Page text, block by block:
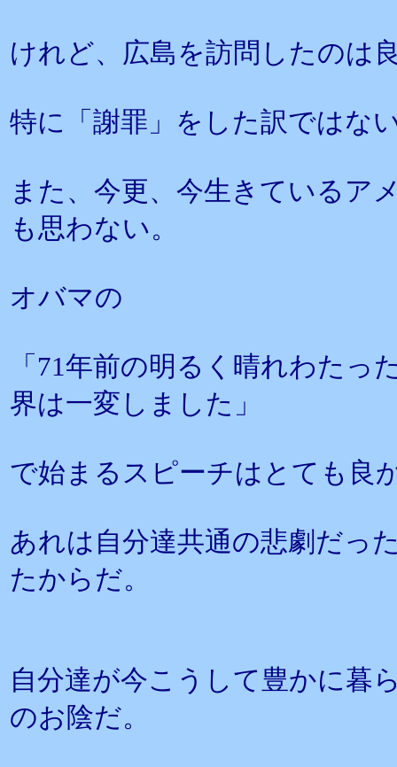
けれど、広島を訪問したのは
特に「謝罪」をした訳ではな
また、今更、今生きているア
も思わない。
オバマの
「71年前の明るく晴れわた
界は一変しました」
で始まるスピーチはとても良
あれは自分達共通の悲劇だっ
たからだ。
自分達が今こうして豊かに暮
のお陰だ。